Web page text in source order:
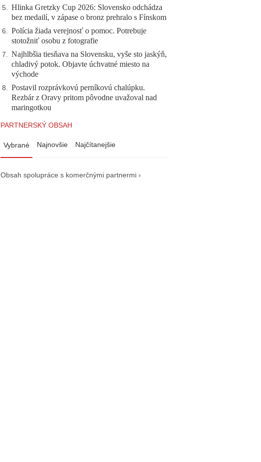
5. Hlinka Gretzky Cup 2026: Slovensko odchádza
bez medailí, v zápase o bronz prehralo s Fínskom
6. Polícia žiada verejnosť o pomoc. Potrebuje
stotožniť osobu z fotografie
7. Najhlbšia tiesňava na Slovensku, vyše sto jaskýň,
chladivý potok. Objavte úchvatné miesto na
východe
8. Postavil rozprávkovú perníkovú chalúpku.
Rezbár z Oravy pritom pôvodne uvažoval nad
maringotkou
PARTNERSKÝ OBSAH
Vybrané Najnovšie Najčítanejšie
Obsah spolupráce s komerčnými partnermi ›